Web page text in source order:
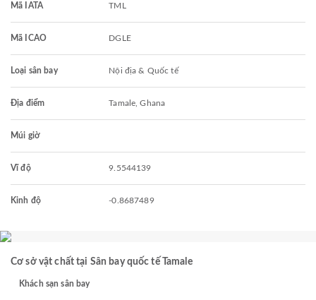
Mã IATA TML
Mã ICAO DGLE
Loại sân bay Nội địa & Quốc tế
Địa điểm Tamale, Ghana
Múi giờ
Vĩ độ 9.5544139
Kinh độ -0.8687489
Cơ sở vật chất tại Sân bay quốc tế Tamale
Khách sạn sân bay